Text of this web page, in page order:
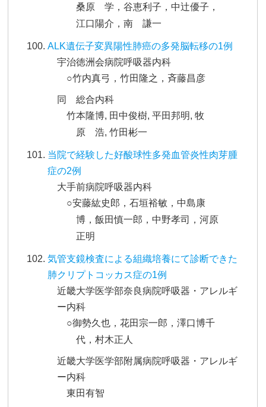
桑原 学，谷恵利子，中辻優子，
江口陽介，南 謙一
ALK遺伝子変異陽性肺癌の多発脳転移の1例
宇治徳洲会病院呼吸器内科
○竹内真弓，竹田隆之，斉藤昌彦
同 総合内科
竹本隆博, 田中俊樹, 平田邦明, 牧
原 浩, 竹田彬一
当院で経験した好酸球性多発血管炎性肉芽腫
症の2例
大手前病院呼吸器内科
○安藤紘史郎，石垣裕敏，中島康
博，飯田慎一郎，中野孝司，河原
正明
気管支鏡検査による組織培養にて診断できた
肺クリプトコッカス症の1例
近畿大学医学部奈良病院呼吸器・アレルギ
ー内科
○御勢久也，花田宗一郎，澤口博千
代，村木正人
近畿大学医学部附属病院呼吸器・アレルギ
ー内科
東田有智